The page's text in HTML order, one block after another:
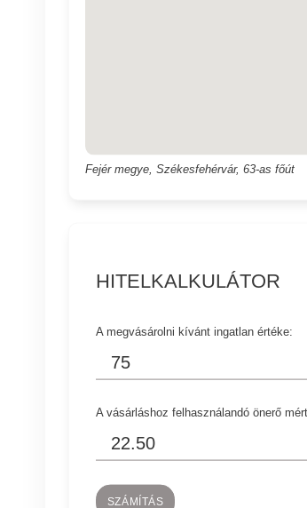
Fejér megye, Székesfehérvár, 63-as főút
HITELKALKULÁTOR
A megvásárolni kívánt ingatlan értéke:
A vásárláshoz felhasználandó önerő
SZÁMÍTÁS